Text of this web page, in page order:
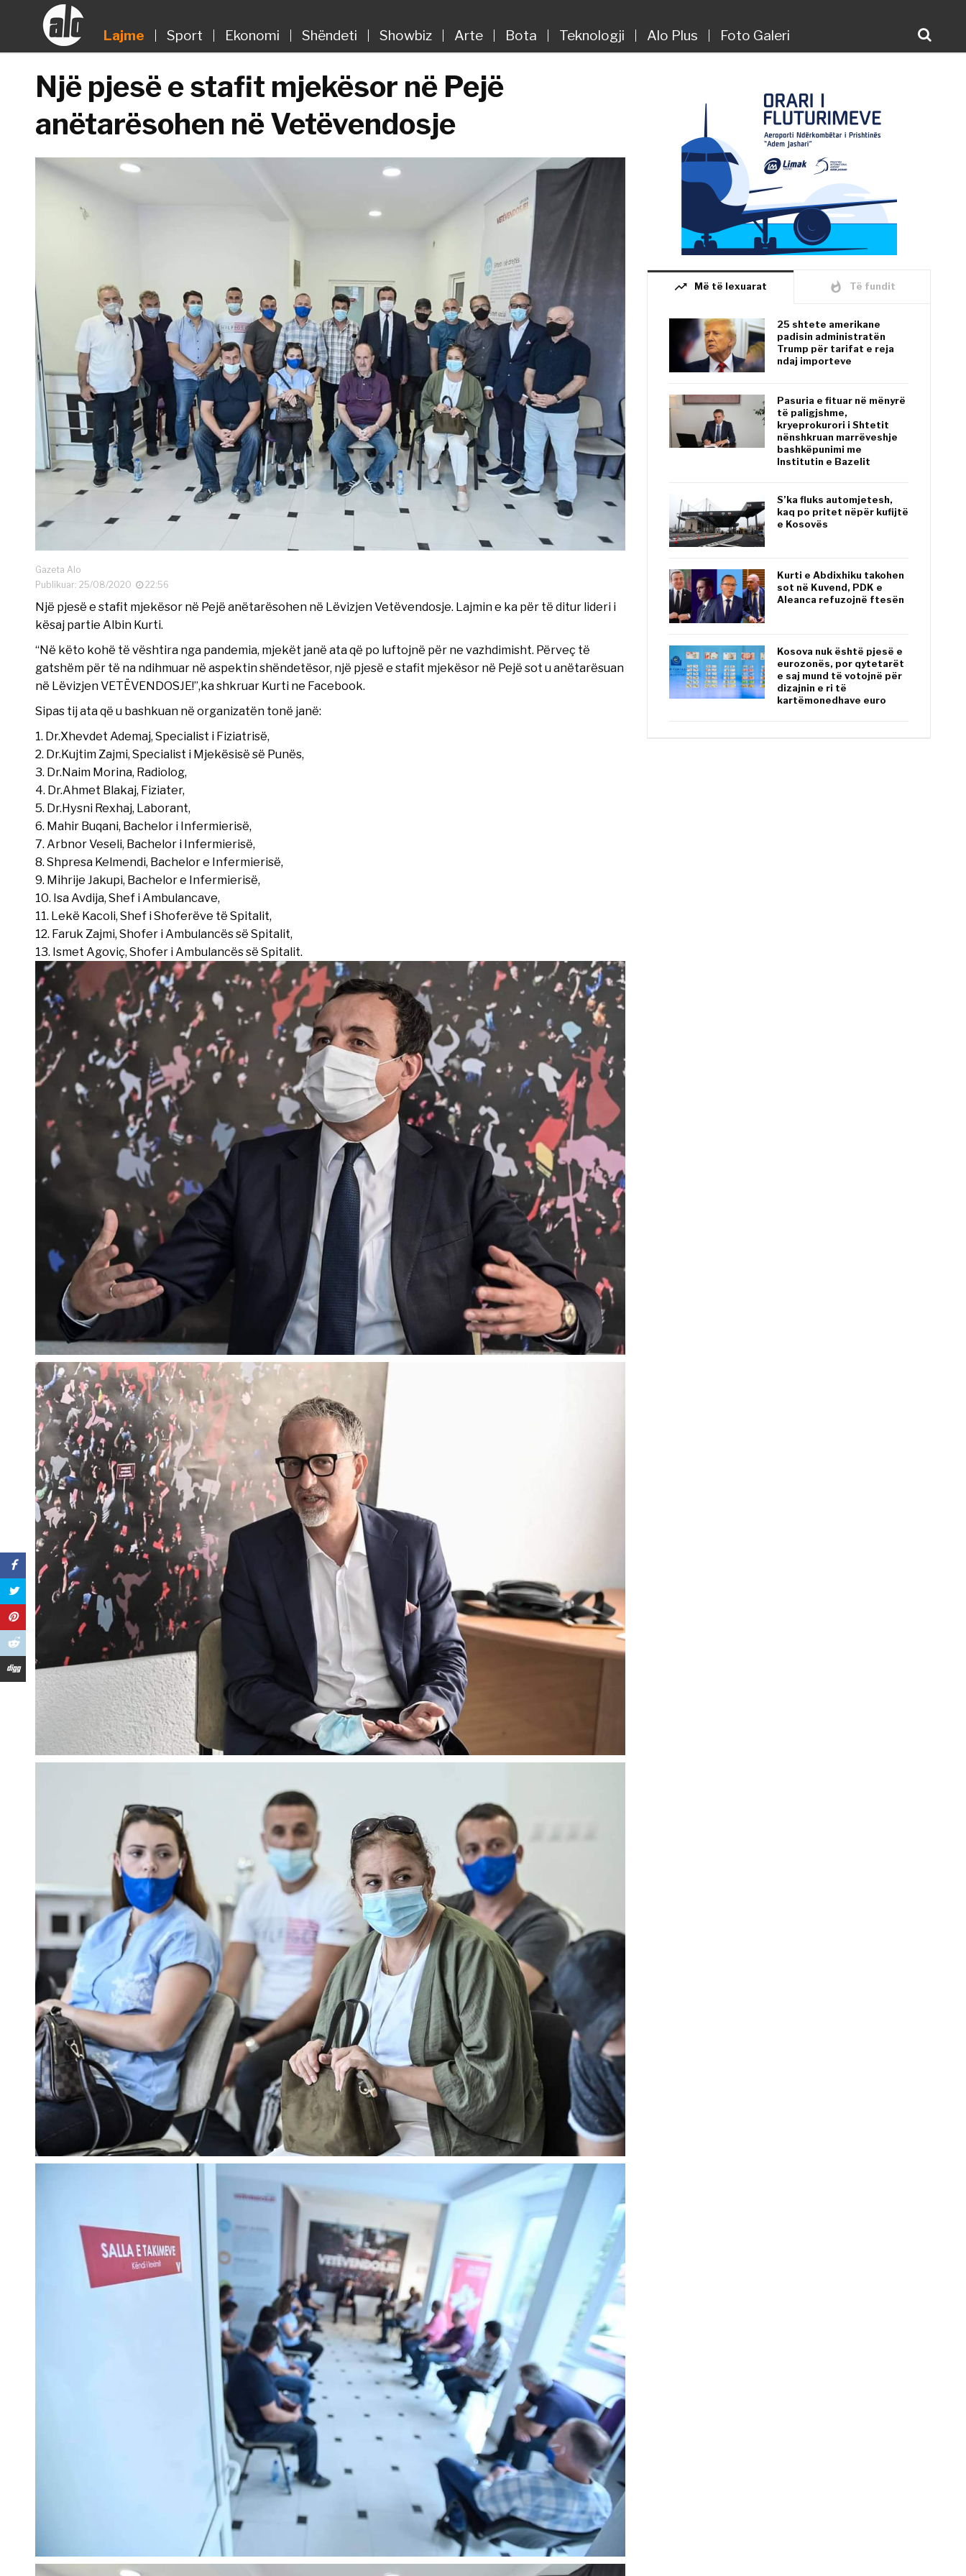
Lajme Sport Ekonomi Shëndeti Showbiz Arte Bota Teknologji Alo Plus Foto Galeri
Një pjesë e stafit mjekësor në Pejë
anëtarësohen në Vetëvendosje
Gazeta Alo
Publikuar: 25/08/2020
22:56
Një pjesë e stafit mjekësor në Pejë anëtarësohen në Lëvizjen Vetëvendosje. Lajmin e ka për të ditur lideri i
kësaj partie Albin Kurti.
“Në këto kohë të vështira nga pandemia, mjekët janë ata që po luftojnë për ne vazhdimisht. Përveç të
gatshëm për të na ndihmuar në aspektin shëndetësor, një pjesë e stafit mjekësor në Pejë sot u anëtarësuan
në Lëvizjen VETËVENDOSJE!”,ka shkruar Kurti ne Facebook.
Sipas tij ata që u bashkuan në organizatën tonë janë:
1. Dr.Xhevdet Ademaj, Specialist i Fiziatrisë,
2. Dr.Kujtim Zajmi, Specialist i Mjekësisë së Punës,
3. Dr.Naim Morina, Radiolog,
4. Dr.Ahmet Blakaj, Fiziater,
5. Dr.Hysni Rexhaj, Laborant,
6. Mahir Buqani, Bachelor i Infermierisë,
7. Arbnor Veseli, Bachelor i Infermierisë,
8. Shpresa Kelmendi, Bachelor e Infermierisë,
9. Mihrije Jakupi, Bachelor e Infermierisë,
10. Isa Avdija, Shef i Ambulancave,
11. Lekë Kacoli, Shef i Shoferëve të Spitalit,
12. Faruk Zajmi, Shofer i Ambulancës së Spitalit,
13. Ismet Agoviç, Shofer i Ambulancës së Spitalit.
trending_up Më të lexuarat whatshot Të fundit
25 shtete amerikane
padisin administratën
Trump për tarifat e reja
ndaj importeve
Pasuria e fituar në mënyrë
të paligjshme,
kryeprokurori i Shtetit
nënshkruan marrëveshje
bashkëpunimi me
Institutin e Bazelit
S’ka fluks automjetesh,
kaq po pritet nëpër kufijtë
e Kosovës
Kurti e Abdixhiku takohen
sot në Kuvend, PDK e
Aleanca refuzojnë ftesën
Kosova nuk është pjesë e
eurozonës, por qytetarët
e saj mund të votojnë për
dizajnin e ri të
kartëmonedhave euro